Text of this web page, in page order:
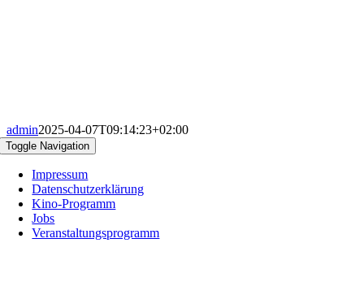
admin2025-04-07T09:14:23+02:00
Toggle Navigation
Impressum
Datenschutzerklärung
Kino-Programm
Jobs
Veranstaltungsprogramm